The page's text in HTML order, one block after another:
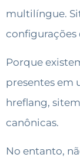
multilíngue.
configurações
Porque
presentes em
hreflang,
canônicas.
No entanto,